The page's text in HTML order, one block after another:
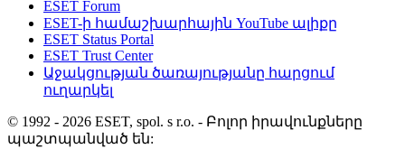
ESET Forum
ESET-ի համաշխարհային YouTube ալիքը
ESET Status Portal
ESET Trust Center
Աջակցության ծառայությանը հարցում
ուղարկել
© 1992 - 2026 ESET, spol. s r.o. - Բոլոր իրավունքները
պաշտպանված են: